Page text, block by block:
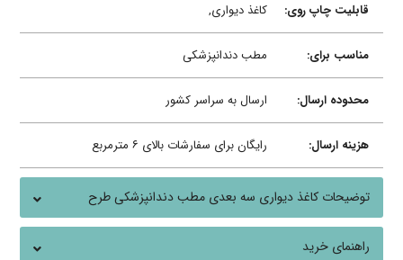
قابلیت چاپ روی: کاغذ دیواری,
مناسب برای: مطب دندانپزشکی
محدوده ارسال: ارسال به سراسر کشور
هزینه ارسال: رایگان برای سفارشات بالای ۶ مترمربع
توضیحات کاغذ دیواری سه بعدی مطب دندانپزشکی طرح
ابزاردندانپزشکی
راهنمای خرید